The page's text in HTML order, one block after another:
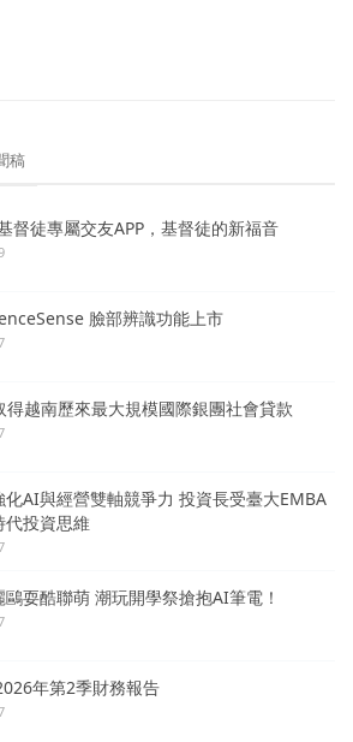
稿
督徒專屬交友APP，基督徒的新福音
臉部辨識功能上市
得越南歷來最大規模國際銀團社會貸款
化AI與經營雙軸競爭力 投資長受臺大EMBA
投資思維
鷗耍酷聯萌 潮玩開學祭搶抱AI筆電！
年第2季財務報告